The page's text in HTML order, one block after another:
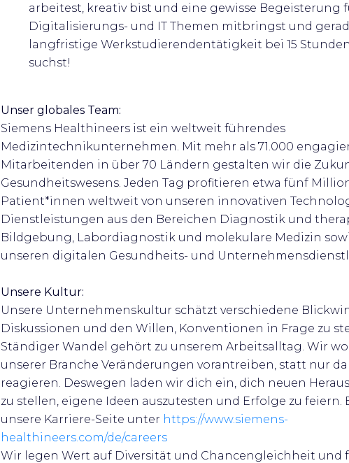
arbeitest, kreativ bist und eine gewisse Begeisterung
Digitalisierungs- und IT Themen mitbringst und
langfristige Werkstudierendentätigkeit bei 15
suchst!
Unser globales Team:
Siemens Healthineers ist ein weltweit führendes
Medizintechnikunternehmen. Mit mehr als 71.000
Mitarbeitenden in über 70 Ländern gestalten wir die
Gesundheitswesens. Jeden Tag profitieren etwa fünf
Patient*innen weltweit von unseren innovativen
Dienstleistungen aus den Bereichen Diagnostik und
Bildgebung, Labordiagnostik und molekulare Medizin
unseren digitalen Gesundheits- und
Unsere Kultur:
Unsere Unternehmenskultur schätzt verschiedene
Diskussionen und den Willen, Konventionen in Frage zu
Ständiger Wandel gehört zu unserem Arbeitsalltag. Wir
unserer Branche Veränderungen vorantreiben, statt nur
reagieren. Deswegen laden wir dich ein, dich neuen
zu stellen, eigene Ideen auszutesten und Erfolge zu feiern.
unsere Karriere-Seite unter https://www.siemens-
healthineers.com/de/careers
Wir legen Wert auf Diversität und Chancengleichheit und